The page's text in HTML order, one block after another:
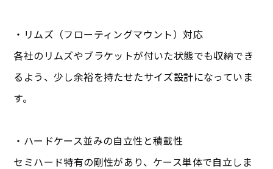
・リムズ（フローティングマウント）対応
各社のリムズやブラケットが付いた状態でも収納でき
るよう、少し余裕を持たせたサイズ設計になっていま
す。
・ハードケース並みの自立性と積載性
セミハード特有の剛性があり、ケース単体で自立しま